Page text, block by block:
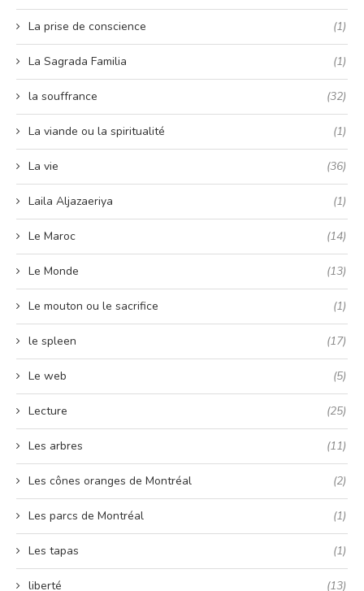
La prise de conscience (1)
La Sagrada Familia (1)
la souffrance (32)
La viande ou la spiritualité (1)
La vie (36)
Laila Aljazaeriya (1)
Le Maroc (14)
Le Monde (13)
Le mouton ou le sacrifice (1)
le spleen (17)
Le web (5)
Lecture (25)
Les arbres (11)
Les cônes oranges de Montréal (2)
Les parcs de Montréal (1)
Les tapas (1)
liberté (13)